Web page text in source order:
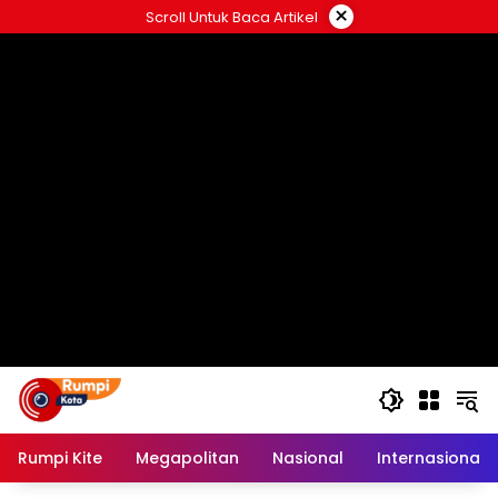
ke
Scroll Untuk Baca Artikel ×
Rumpi Kite Megapolitan Nasional Internasional